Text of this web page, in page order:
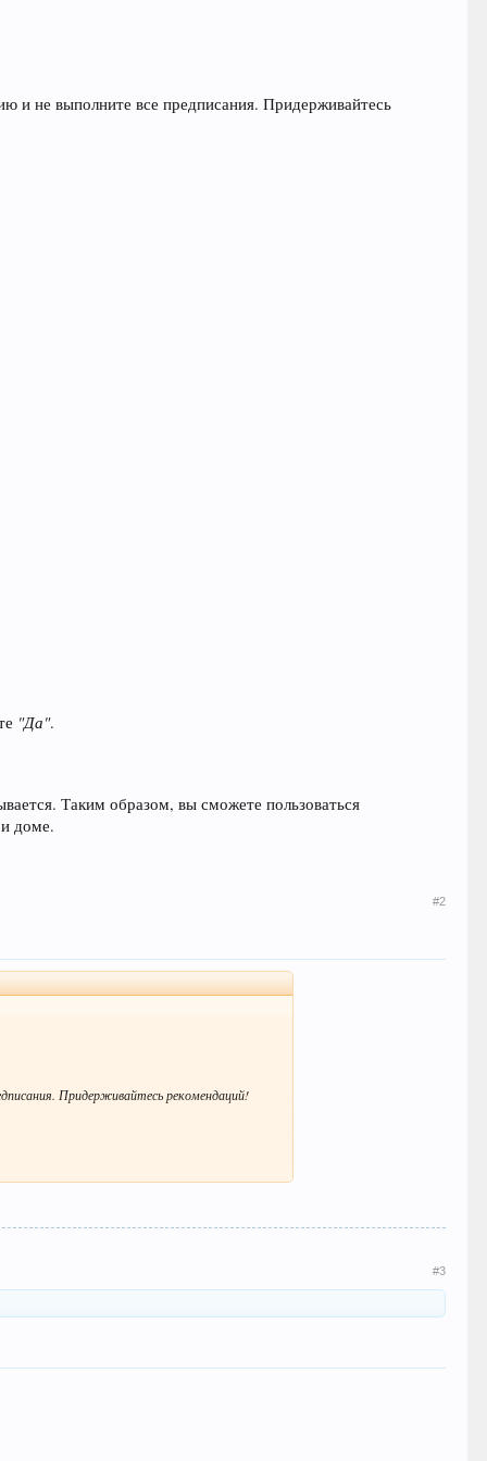
и не выполните все предписания. Придерживайтесь
"Да".
Таким образом, вы сможете пользоваться
доме.
#2
Придерживайтесь рекомендаций!
#3